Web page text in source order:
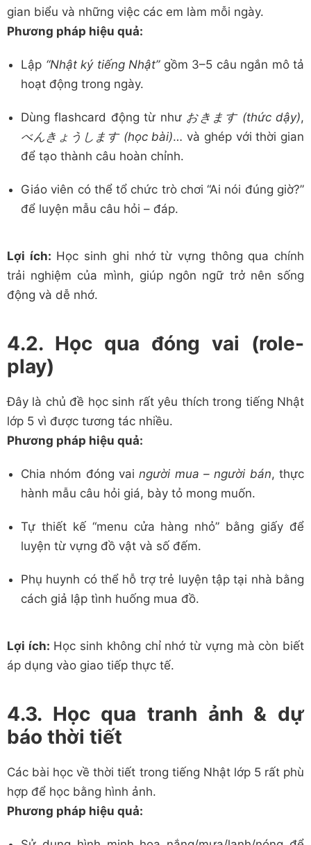
gian biểu và những việc các em làm mỗi ngày.
Phương pháp hiệu quả:
Lập “Nhật ký tiếng Nhật”gồm 3–5 câu ngắn mô tả
hoạt động trong ngày.
Dùng flashcard động từ như おきます (thức dậy),
べんきょうします (học bài)… và ghép với thời gian
để tạo thành câu hoàn chỉnh.
Giáo viên có thể tổ chức trò chơi “Ai nói đúng giờ?”
để luyện mẫu câu hỏi – đáp.
Lợi ích: Học sinh ghi nhớ từ vựng thông qua chính
trải nghiệm của mình, giúp ngôn ngữ trở nên sống
động và dễ nhớ.
4.2. Học qua đóng vai (role-
play)
Đây là chủ đề học sinh rất yêu thích trong tiếng Nhật
lớp 5 vì được tương tác nhiều.
Phương pháp hiệu quả:
Chia nhóm đóng vaingười mua – người bán, thực
hành mẫu câu hỏi giá, bày tỏ mong muốn.
Tự thiết kế “menu cửa hàng nhỏ” bằng giấy để
luyện từ vựng đồ vật và số đếm.
Phụ huynh có thể hỗ trợ trẻ luyện tập tại nhà bằng
cách giả lập tình huống mua đồ.
Lợi ích: Học sinh không chỉ nhớ từ vựng mà còn biết
áp dụng vào giao tiếp thực tế.
4.3. Học qua tranh ảnh & dự
báo thời tiết
Các bài học về thời tiết trong tiếng Nhật lớp 5 rất phù
hợp để học bằng hình ảnh.
Phương pháp hiệu quả: